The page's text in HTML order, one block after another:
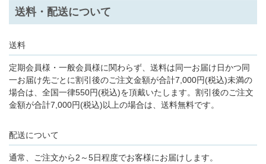
送料・配送について
送料
定期会員様・一般会員様に関わらず、送料は同一お届け日かつ同
一お届け先ごとに割引後のご注文金額が合計7,000円(税込)未満の
場合は、全国一律550円(税込)を頂戴いたします。割引後のご注文
金額が合計7,000円(税込)以上の場合は、送料無料です。
配送について
通常、ご注文から2～5日程度でお客様にお届けします。